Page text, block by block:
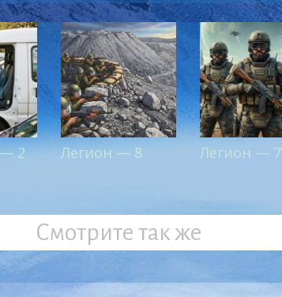
— 2 Легион — 8 Легион — 7
Смотрите так же